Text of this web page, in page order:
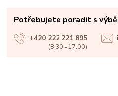
Potřebujete poradit s
+420 222 221 895
(8:30 -17:00)